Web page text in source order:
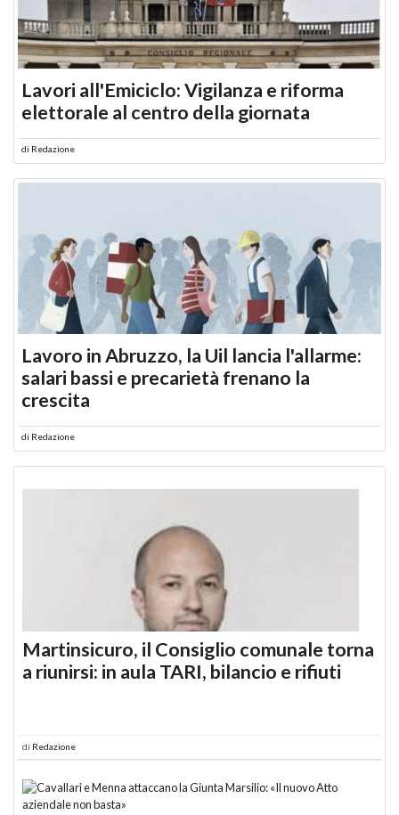
Lavori all'Emiciclo: Vigilanza e riforma
elettorale al centro della giornata
di Redazione
Lavoro in Abruzzo, la Uil lancia l'allarme:
salari bassi e precarietà frenano la
crescita
di Redazione
Martinsicuro, il Consiglio comunale torna
a riunirsi: in aula TARI, bilancio e rifiuti
di Redazione